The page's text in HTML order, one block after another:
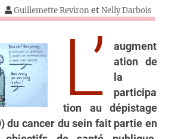
Guillemette RevironetNelly Darbois
L’
augment
ation de
la
participa
tion au dépistage
du cancer du sein fait partie en